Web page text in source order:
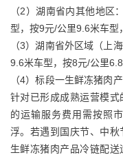
（2）湖南省内其他地区
型，按9元/公里9.6米车型
（3）湖南省外区域（上
9.6米车型，按8元/公里
（4）标段一生鲜冻猪肉
针对已形成成熟运营模
的运输服务费用需按照
浮。若遇到国庆节、中秋
生鲜冻猪肉产品冷链配